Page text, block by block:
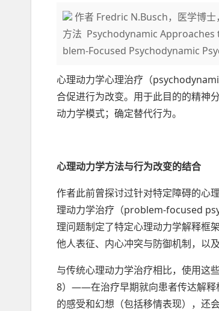
作者 Fredric N.Busch，医学博
方法 Psychodynamic Approaches
blem-Focused Psychodynamic
心理动力学心理治疗（
合促进行为改变。用于此目的的精神
动力学模式；确定替代行为。
心理动力学方法与行为改变的结合
作者此前曾探讨过针对特定障碍的心
理动力学治疗（problem-focused
理问题制定了特定心理动力学解释框
他人表征、内心冲突与防御机制，以
与传统心理动力学治疗相比，使用这
8）——在治疗早期就向患者传达解释
的感受和幻想（包括移情表现），还